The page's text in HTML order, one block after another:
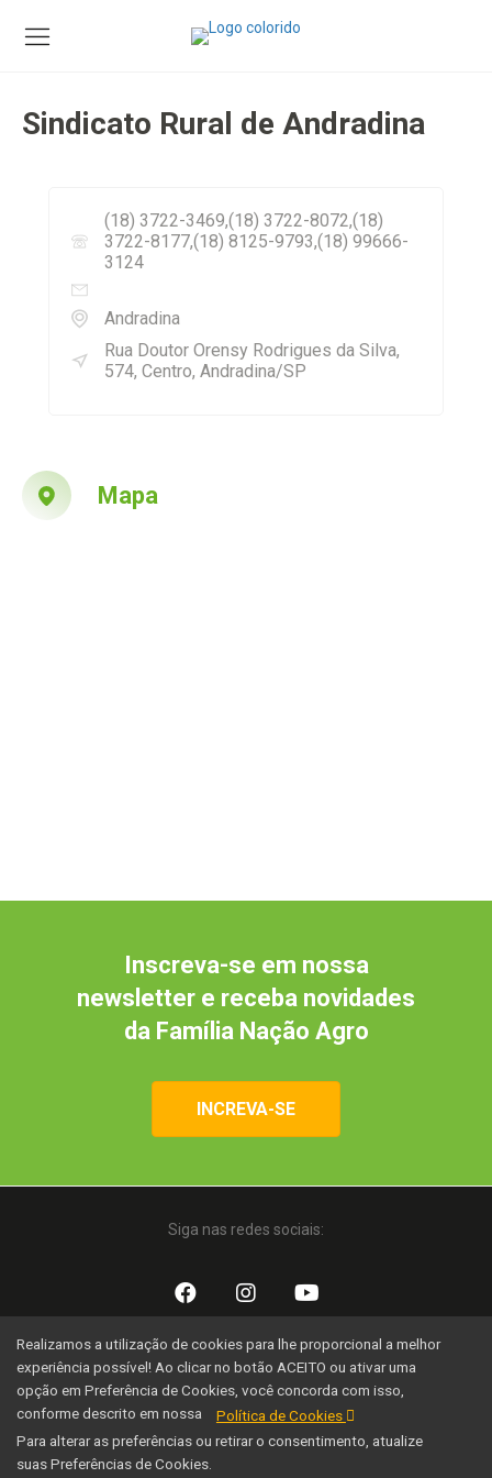
Sindicato Rural de Andradina
(18) 3722-3469,(18) 3722-8072,(18)
3722-8177,(18) 8125-9793,(18) 99666-
3124
Andradina
Rua Doutor Orensy Rodrigues da Silva,
574, Centro, Andradina/SP
Mapa
Inscreva-se em nossa
newsletter e receba novidades
da Família Nação Agro
INCREVA-SE
Siga nas redes sociais:
Uma iniciativa:
Realizamos a utilização de cookies para lhe proporcional a melhor
experiência possível! Ao clicar no botão ACEITO ou ativar uma
opção em Preferência de Cookies, você concorda com isso,
conforme descrito em nossa
Para alterar as preferências ou retirar o consentimento, atualize
suas Preferências de Cookies.
Política de Cookies